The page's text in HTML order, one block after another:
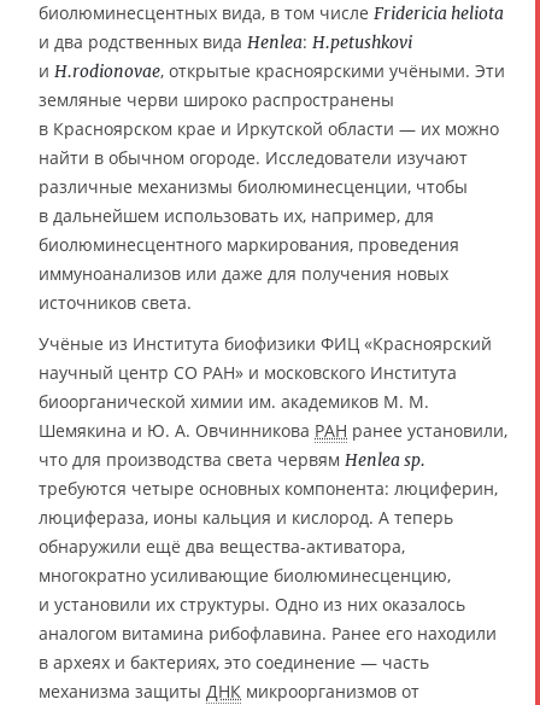
биолюминесцентных вида, в том числе Fridericia heliota
и два родственных вида Henlea: H.petushkovi
и H.rodionovae, открытые красноярскими учёными. Эти
земляные черви широко распространены
в Красноярском крае и Иркутской области — их можно
найти в обычном огороде. Исследователи изучают
различные механизмы биолюминесценции, чтобы
в дальнейшем использовать их, например, для
биолюминесцентного маркирования, проведения
иммуноанализов или даже для получения новых
источников света.
Учёные из Института биофизики ФИЦ «Красноярский
научный центр СО РАН» и московского Института
биоорганической химии им. академиков М. М.
Шемякина и Ю. А. Овчинникова РАН ранее установили,
что для производства света червям Henlea sp.
требуются четыре основных компонента: люциферин,
люцифераза, ионы кальция и кислород. А теперь
обнаружили ещё два вещества-активатора,
многократно усиливающие биолюминесценцию,
и установили их структуры. Одно из них оказалось
аналогом витамина рибофлавина. Ранее его находили
в археях и бактериях, это соединение — часть
механизма защиты ДНК микроорганизмов от